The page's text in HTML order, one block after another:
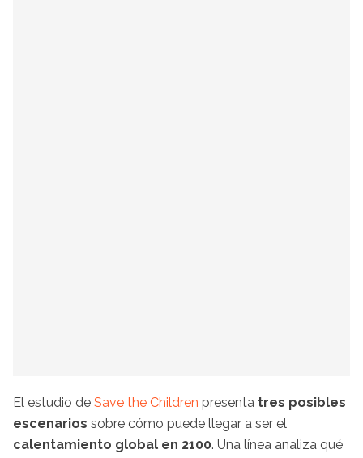
El estudio de Save the Children presenta tres posibles
escenarios sobre cómo puede llegar a ser el
calentamiento global en 2100. Una línea analiza qué